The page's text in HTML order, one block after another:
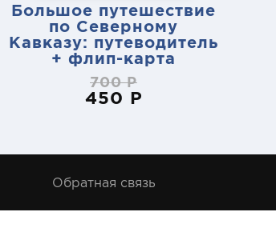
Большое путешествие
по Северному
Кавказу: путеводитель
+ флип-карта
700 Р
450 Р
Обратная связь